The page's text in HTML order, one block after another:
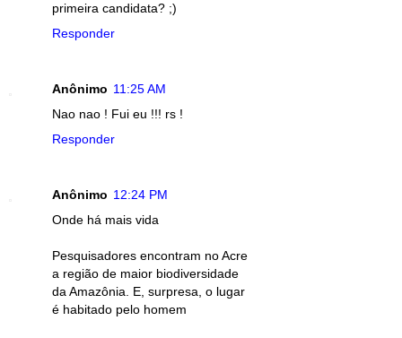
primeira candidata? ;)
Responder
Anônimo 11:25 AM
Nao nao ! Fui eu !!! rs !
Responder
Anônimo 12:24 PM
Onde há mais vida
Pesquisadores encontram no Acre
a região de maior biodiversidade
da Amazônia. E, surpresa, o lugar
é habitado pelo homem